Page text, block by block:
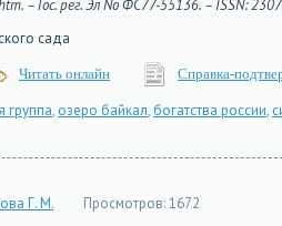
– Гос. рег. Эл No ФС77-55136. – ISSN:
сада
Читать онлайн Справка-
группа, озеро байкал,богатства россии,
Г. М. Просмотров:1672